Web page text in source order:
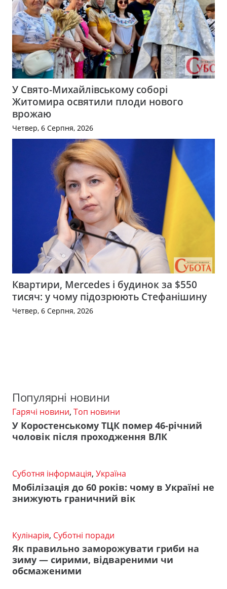
У Свято-Михайлівському соборі
Житомира освятили плоди нового
врожаю
Четвер, 6 Серпня, 2026
Квартири, Mercedes і будинок за $550
тисяч: у чому підозрюють Стефанішину
Четвер, 6 Серпня, 2026
Популярні новини
Гарячі новини, Топ новини
У Коростенському ТЦК помер 46-річний
чоловік після проходження ВЛК
Суботня інформація, Україна
Мобілізація до 60 років: чому в Україні не
знижують граничний вік
Кулінарія, Суботні поради
Як правильно заморожувати гриби на
зиму — сирими, відвареними чи
обсмаженими